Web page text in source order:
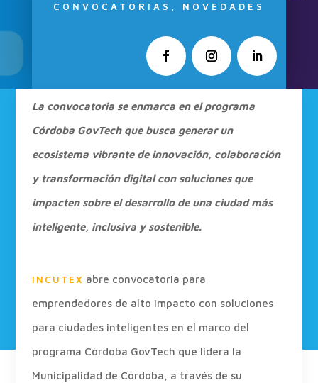
CONVOCATORIAS
NOVEDADES
La convocatoria se enmarca en el programa
Córdoba GovTech que busca generar un
ecosistema vibrante de innovación, colaboración
y transformación digital con soluciones que
impacten sobre el desarrollo de una ciudad más
inteligente, inclusiva y sostenible.
INCUTEX abre convocatoria para
emprendedores de alto impacto con soluciones
para ciudades inteligentes en el marco del
programa Córdoba GovTech que lidera la
Municipalidad de Córdoba, a través de su